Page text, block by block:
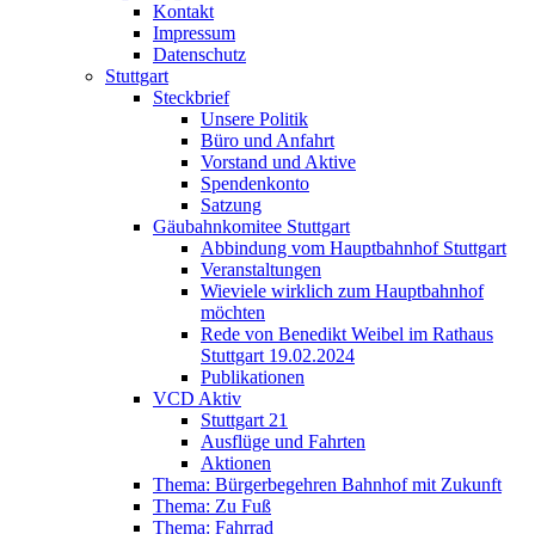
Kontakt
Impressum
Datenschutz
Stuttgart
Steckbrief
Unsere Politik
Büro und Anfahrt
Vorstand und Aktive
Spendenkonto
Satzung
Gäubahnkomitee Stuttgart
Abbindung vom Hauptbahnhof Stuttgart
Veranstaltungen
Wieviele wirklich zum Hauptbahnhof
möchten
Rede von Benedikt Weibel im Rathaus
Stuttgart 19.02.2024
Publikationen
VCD Aktiv
Stuttgart 21
Ausflüge und Fahrten
Aktionen
Thema: Bürgerbegehren Bahnhof mit Zukunft
Thema: Zu Fuß
Thema: Fahrrad